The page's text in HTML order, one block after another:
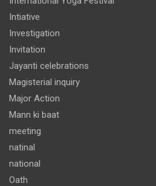
Intiative
Investigation
Invitation
Jayanti celebrations
Magisterial inquiry
Major Action
Mann ki baat
meeting
natinal
national
Oath